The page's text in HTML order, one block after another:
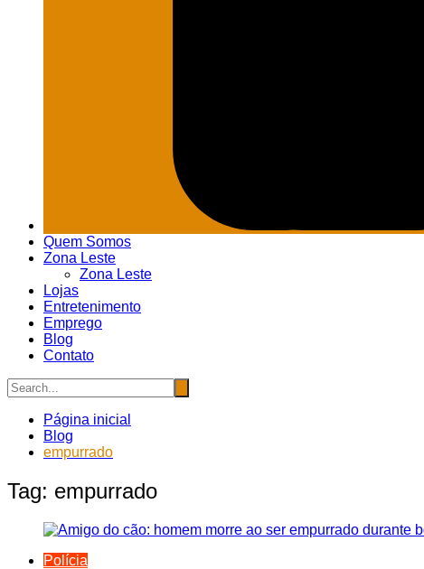
Quem Somos
Zona Leste
Zona Leste
Lojas
Entretenimento
Emprego
Blog
Contato
Página inicial
Blog
empurrado
Tag: empurrado
Polícia